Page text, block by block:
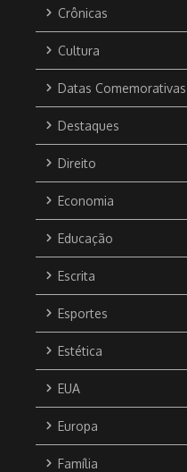
Crônicas
Cultura
Datas Comemorativas
Destaques
Direito
Economia
Educação
Escrita
Esportes
Estética
EUA
Europa
Família